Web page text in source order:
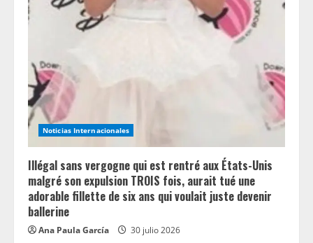
e
d
i
n
g
Noticias Internacionales
Illégal sans vergogne qui est rentré aux États-Unis
malgré son expulsion TROIS fois, aurait tué une
adorable fillette de six ans qui voulait juste devenir
ballerine
Ana Paula García 30 julio 2026